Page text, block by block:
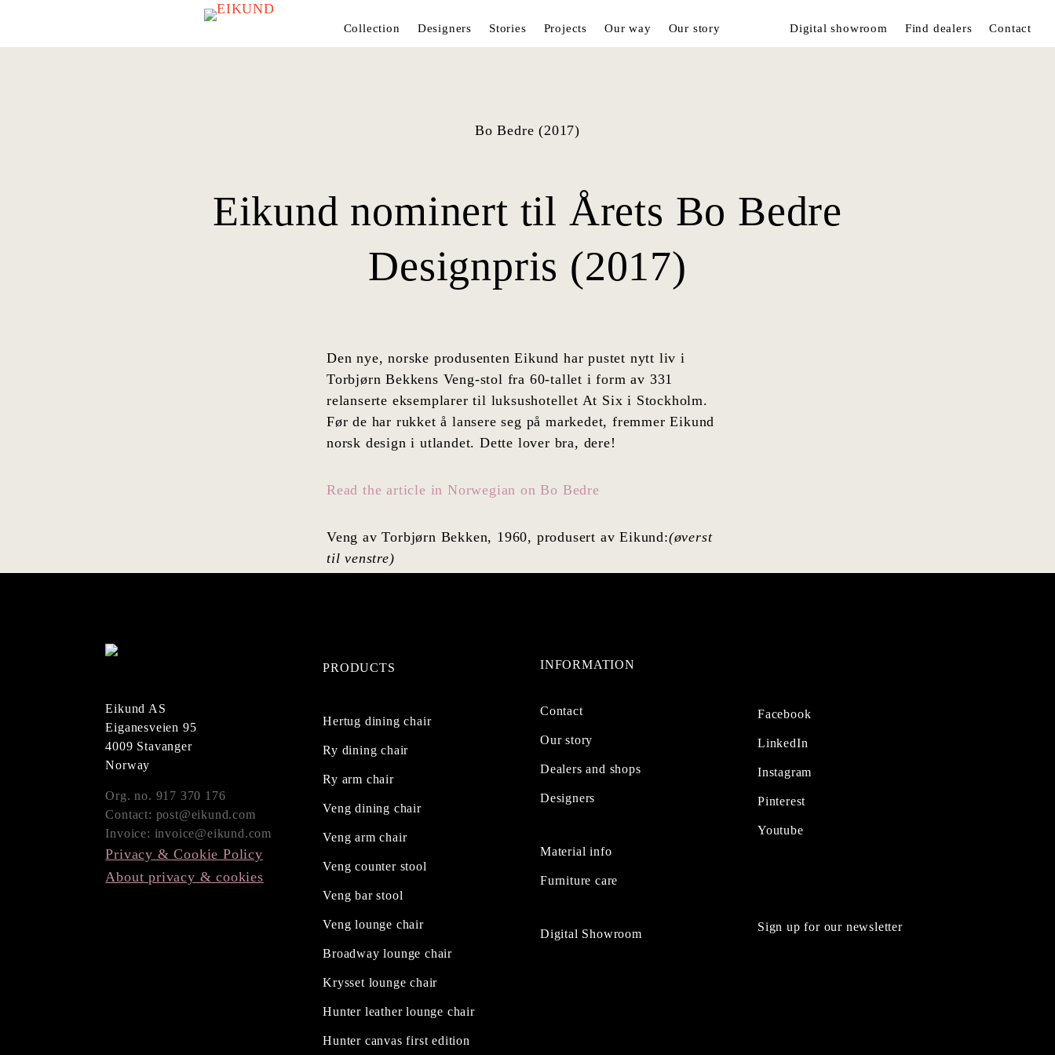
Collection Designers Stories Projects Our way Our story Digital showroom Find dealers Contact
Bo Bedre (2017)
Eikund nominert til Årets Bo Bedre
Designpris (2017)
Den nye, norske produsenten Eikund har pustet nytt liv i
Torbjørn Bekkens Veng-stol fra 60-tallet i form av 331
relanserte eksemplarer til luksushotellet At Six i Stockholm.
Før de har rukket å lansere seg på markedet, fremmer Eikund
norsk design i utlandet. Dette lover bra, dere!
Read the article in Norwegian on Bo Bedre
Veng av Torbjørn Bekken, 1960, produsert av Eikund:(øverst
til venstre)
Eikund AS
Eiganesveien 95
4009 Stavanger
Norway
Org. no. 917 370 176
Contact: post@eikund.com
Invoice: invoice@eikund.com
Privacy & Cookie Policy
About privacy & cookies
PRODUCTS
Hertug dining chair
Ry dining chair
Ry arm chair
Veng dining chair
Veng arm chair
Veng counter stool
Veng bar stool
Veng lounge chair
Broadway lounge chair
Krysset lounge chair
Hunter leather lounge chair
Hunter canvas first edition
INFORMATION
Contact
Our story
Dealers and shops
Designers
Material info
Furniture care
Digital Showroom
Facebook
LinkedIn
Instagram
Pinterest
Youtube
Sign up for our newsletter